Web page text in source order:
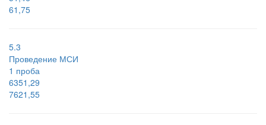
61,75
5.3
Проведение МСИ
1 проба
6351,29
7621,55